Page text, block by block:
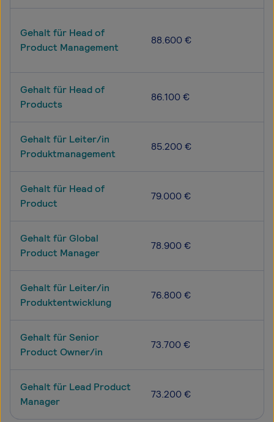
Gehalt für Head of
Product Management
88.600 €
Gehalt für Head of
Products
86.100 €
Gehalt für Leiter/in
Produktmanagement
85.200 €
Gehalt für Head of
Product
79.000 €
Gehalt für Global
Product Manager
78.900 €
Gehalt für Leiter/in
Produktentwicklung
76.800 €
Gehalt für Senior
Product Owner/in
73.700 €
Gehalt für Lead Product
Manager
73.200 €